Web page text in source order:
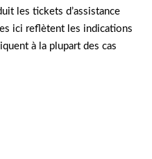
les tickets d’assistance
ici reflètent les indications
à la plupart des cas